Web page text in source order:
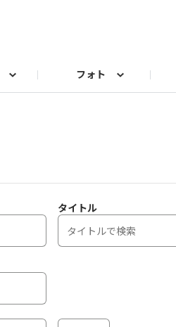
画】
フォト
タイトル